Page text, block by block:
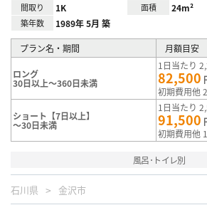
間取り 1K 面積 24m²
築年数 1989年 5月 築
プラン名・期間 月額目安
ロング
30日以上～360日未満
1日当たり
82,500
初期費用他
ショート【7日以上】
～30日未満
1日当たり
91,500
初期費用他
風呂･トイレ別
石川県 金沢市